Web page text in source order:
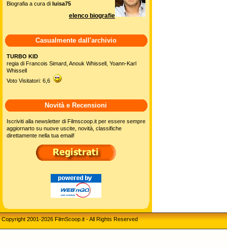
Biografia a cura di luisa75
elenco biografie
Casualmente dall'archivio
TURBO KID
regia di Francois Simard, Anouk Whissell, Yoann-Karl
Whissell
Voto Visitatori: 6,6
Novità e Recensioni
Iscriviti alla newsletter di Filmscoop.it per essere sempre
aggiornarto su nuove uscite, novità, classifiche
direttamente nella tua email!
Copyright 2001-2026 FilmScoop.it - All Rights Reserved